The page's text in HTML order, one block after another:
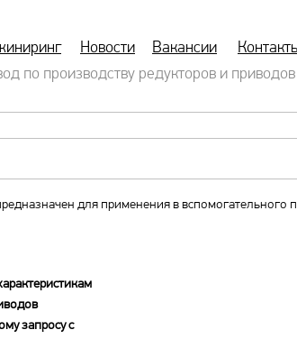
Новости
Вакансии
по производству редукторов и приводов
для применения в
запросу с